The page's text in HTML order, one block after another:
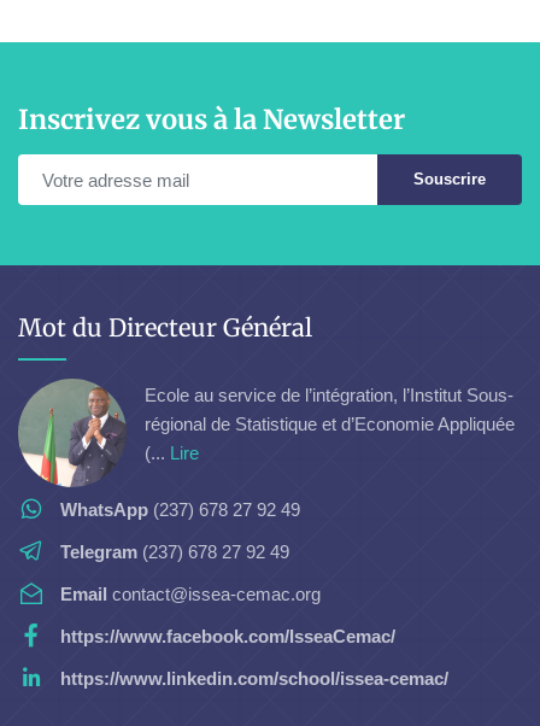
Inscrivez vous à la Newsletter
Souscrire
Mot du Directeur Général
Ecole au service de l’intégration, l’Institut Sous-
régional de Statistique et d’Economie Appliquée
(... Lire
WhatsApp (237) 678 27 92 49
Telegram (237) 678 27 92 49
Email contact@issea-cemac.org
https://www.facebook.com/IsseaCemac/
https://www.linkedin.com/school/issea-cemac/